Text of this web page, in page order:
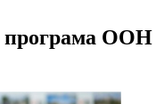
програма ООН